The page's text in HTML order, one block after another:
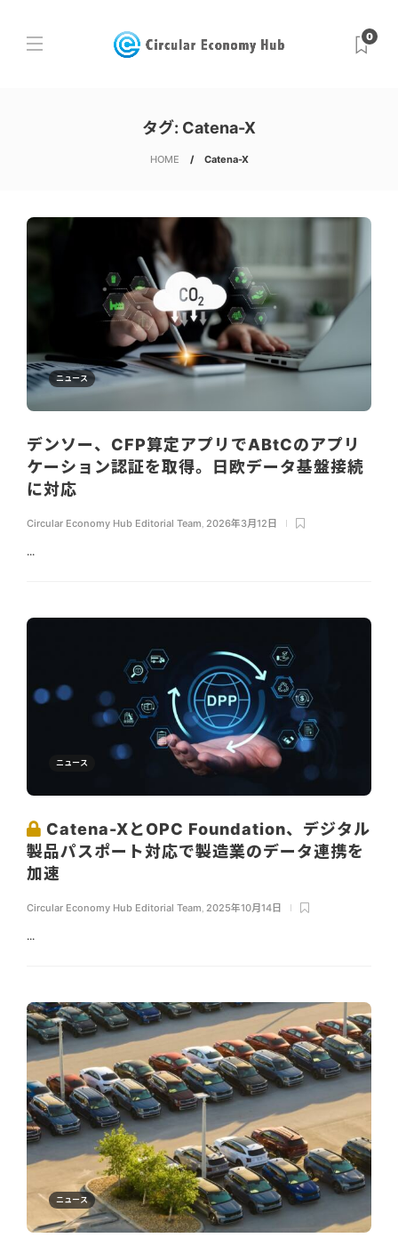
0
タグ: Catena-X
HOME Catena-X
ニュース
デンソー、CFP算定アプリでABtCのアプリ
ケーション認証を取得。日欧データ基盤接続
に対応
Circular Economy Hub Editorial Team, 2026年3月12日
...
ニュース
Catena-XとOPC Foundation、デジタル
製品パスポート対応で製造業のデータ連携を
加速
Circular Economy Hub Editorial Team, 2025年10月14日
...
ニュース